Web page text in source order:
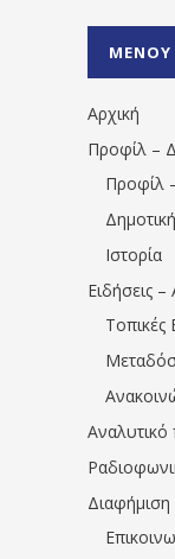
ΜΕΝΟΥ
Αρχική
Προφίλ –
Προφίλ
Ιστορία
Ειδήσεις
Τοπικές
Διαφήμιση